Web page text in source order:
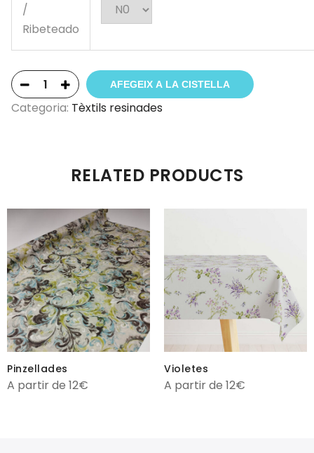
/
Ribeteado
AFEGEIX A LA CISTELLA
Categoria: Tèxtils resinades
RELATED PRODUCTS
Pinzellades
A partir de 12€
Violetes
A partir de 12€